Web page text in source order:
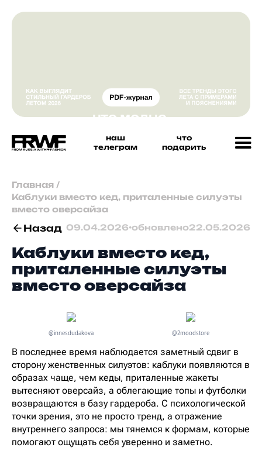
наш
телеграм
что
подарить
Главная /
Каблуки вместо кед, приталенные силуэты
вместо оверсайза
Назад 09.04.2026•обновлено22.05.2026
Каблуки вместо кед,
приталенные силуэты
вместо оверсайза
@innesdudakova @2moodstore
В последнее время наблюдается заметный сдвиг в
сторону женственных силуэтов: каблуки появляются в
образах чаще, чем кеды, приталенные жакеты
вытесняют оверсайз, а облегающие топы и футболки
возвращаются в базу гардероба. С психологической
точки зрения, это не просто тренд, а отражение
внутреннего запроса: мы тянемся к формам, которые
помогают ощущать себя уверенно и заметно.